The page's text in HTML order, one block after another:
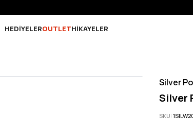
HEDİYELEROUTLETHİKAYELER
Silver
Silver
SKU: